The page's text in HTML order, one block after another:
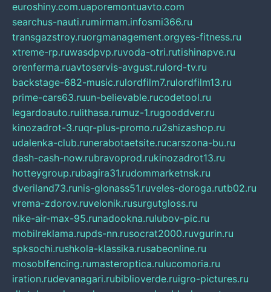
euroshiny.com.uaporemontuavto.com
searchus-nauti.rumirmam.infosmi366.ru
transgazstroy.ruorgmanagement.orgyes-fitness.ru
xtreme-rp.ruwasdpvp.ruvoda-otri.rutishinapve.ru
orenferma.ruavtoservis-avgust.rulord-tv.ru
backstage-682-music.rulordfilm7.rulordfilm13.ru
prime-cars63.ruun-believable.rucodetool.ru
legardoauto.rulithasa.rumuz-1.rugooddver.ru
kinozadrot-3.ruqr-plus-promo.ru2shizashop.ru
udalenka-club.runerabotaetsite.rucarszona-bu.ru
dash-cash-now.rubravoprod.rukinozadrot13.ru
hotteygroup.rubagira31.rudommarketnsk.ru
dveriland73.runis-glonass51.ruveles-doroga.rutb02.ru
vrema-zdorov.ruvelonik.rusurgutgloss.ru
nike-air-max-95.runadookna.rulubov-pic.ru
mobilreklama.rupds-nn.rusocrat2000.ruvgurin.ru
spksochi.rushkola-klassika.rusabeonline.ru
mosoblfencing.rumasteroptica.rulucomoria.ru
iration.rudevanagari.rubiblioverde.ruigro-pictures.ru